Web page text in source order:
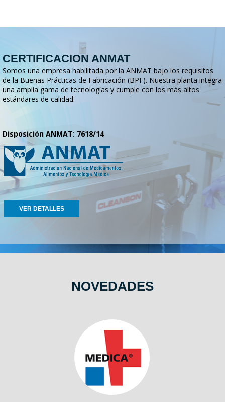
CERTIFICACION ANMAT
Somos una empresa habilitada por la ANMAT bajo los requisitos
de la Buenas Prácticas de Fabricación (BPF). Nuestra planta integra
una amplia gama de tecnologías y cumple con los más altos
estándares de calidad.
Disposición ANMAT: 7618/14
VER DETALLES
NOVEDADES